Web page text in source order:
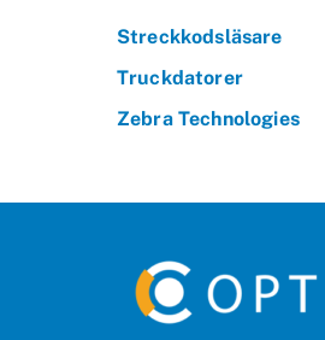
Streckkodsläsare
Truckdatorer
Zebra Technologies